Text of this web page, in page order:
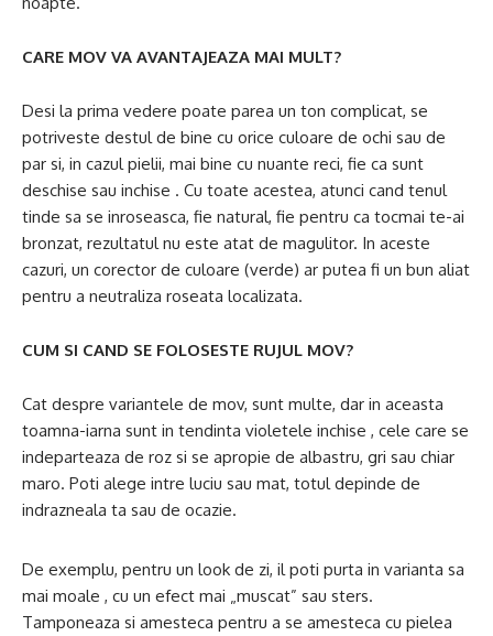
CARE MOV VA AVANTAJEAZA MAI MULT?
Desi la prima vedere poate parea un ton complicat, se
potriveste destul de bine cu orice culoare de ochi sau de
par si, in cazul pielii, mai bine cu nuante reci, fie ca sunt
deschise sau inchise . Cu toate acestea, atunci cand tenul
tinde sa se inroseasca, fie natural, fie pentru ca tocmai te-ai
bronzat, rezultatul nu este atat de magulitor. In aceste
cazuri, un corector de culoare (verde) ar putea fi un bun aliat
pentru a neutraliza roseata localizata.
CUM SI CAND SE FOLOSESTE RUJUL MOV?
Cat despre variantele de mov, sunt multe, dar in aceasta
toamna-iarna sunt in tendinta violetele inchise , cele care se
indeparteaza de roz si se apropie de albastru, gri sau chiar
maro. Poti alege intre luciu sau mat, totul depinde de
indrazneala ta sau de ocazie.
De exemplu, pentru un look de zi, il poti purta in varianta sa
mai moale , cu un efect mai „muscat” sau sters.
Tamponeaza si amesteca pentru a se amesteca cu pielea